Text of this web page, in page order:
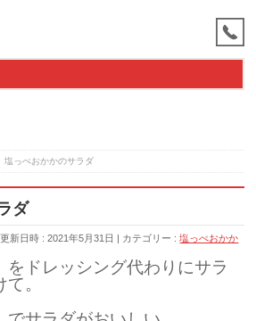
塩っぺおかかのサラダ
ダ
新日時 : 2021年5月31日 カテゴリー :塩っぺおかか
をドレッシング代わりにサラ
。